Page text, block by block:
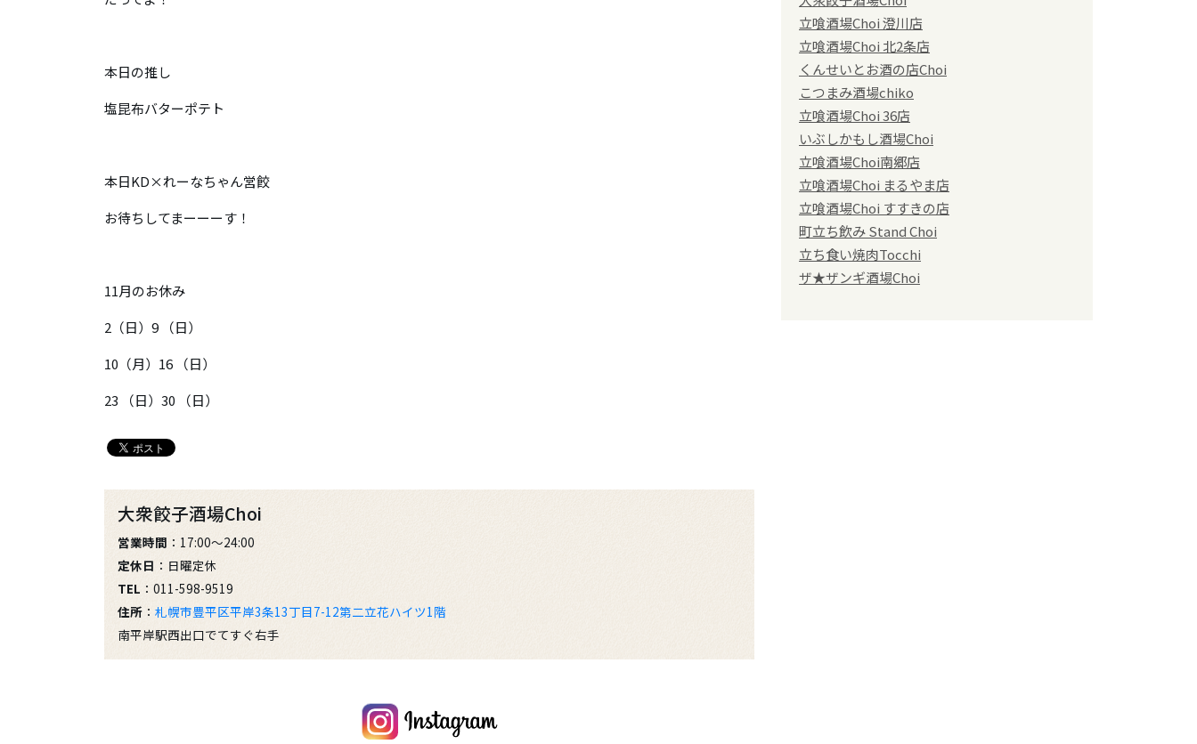
本日の推し
塩昆布バターポテト
本日KD×れーなちゃん営餃
お待ちしてまーーーす！
11月のお休み
2（日）9 （日）
10（月）16 （日）
23 （日）30 （日）
大衆餃子酒場Choi
営業時間 ：17:00～24:00
定休日 ：日曜定休
TEL ：011-598-9519
住所 ： 札幌市豊平区平岸3条13丁目7-12第二立花ハイツ1階
南平岸駅西出口でてすぐ右手
立喰酒場Choi 澄川店
立喰酒場Choi 北2条店
くんせいとお酒の店Choi
こつまみ酒場chiko
立喰酒場Choi 36店
いぶしかもし酒場Choi
立喰酒場Choi南郷店
立喰酒場Choi まるやま店
立喰酒場Choi すすきの店
町立ち飲み Stand Choi
立ち食い焼肉Tocchi
ザ★ザンギ酒場Choi